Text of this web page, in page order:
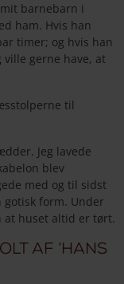
barnebarn i
ham. Hvis han
timer; og hvis han
gerne have, at
til
Jeg lavede
blev
med og til sidst
form. Under
huset altid er tørt.
af ‘hans